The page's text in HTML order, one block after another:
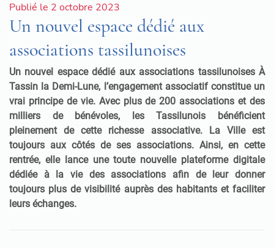
Publié le 2 octobre 2023
Un nouvel espace dédié aux
associations tassilunoises
Un nouvel espace dédié aux associations tassilunoises À
Tassin la Demi-Lune, l’engagement associatif constitue un
vrai principe de vie. Avec plus de 200 associations et des
milliers de bénévoles, les Tassilunois bénéficient
pleinement de cette richesse associative. La Ville est
toujours aux côtés de ses associations. Ainsi, en cette
rentrée, elle lance une toute nouvelle plateforme digitale
dédiée à la vie des associations afin de leur donner
toujours plus de visibilité auprès des habitants et faciliter
leurs échanges.